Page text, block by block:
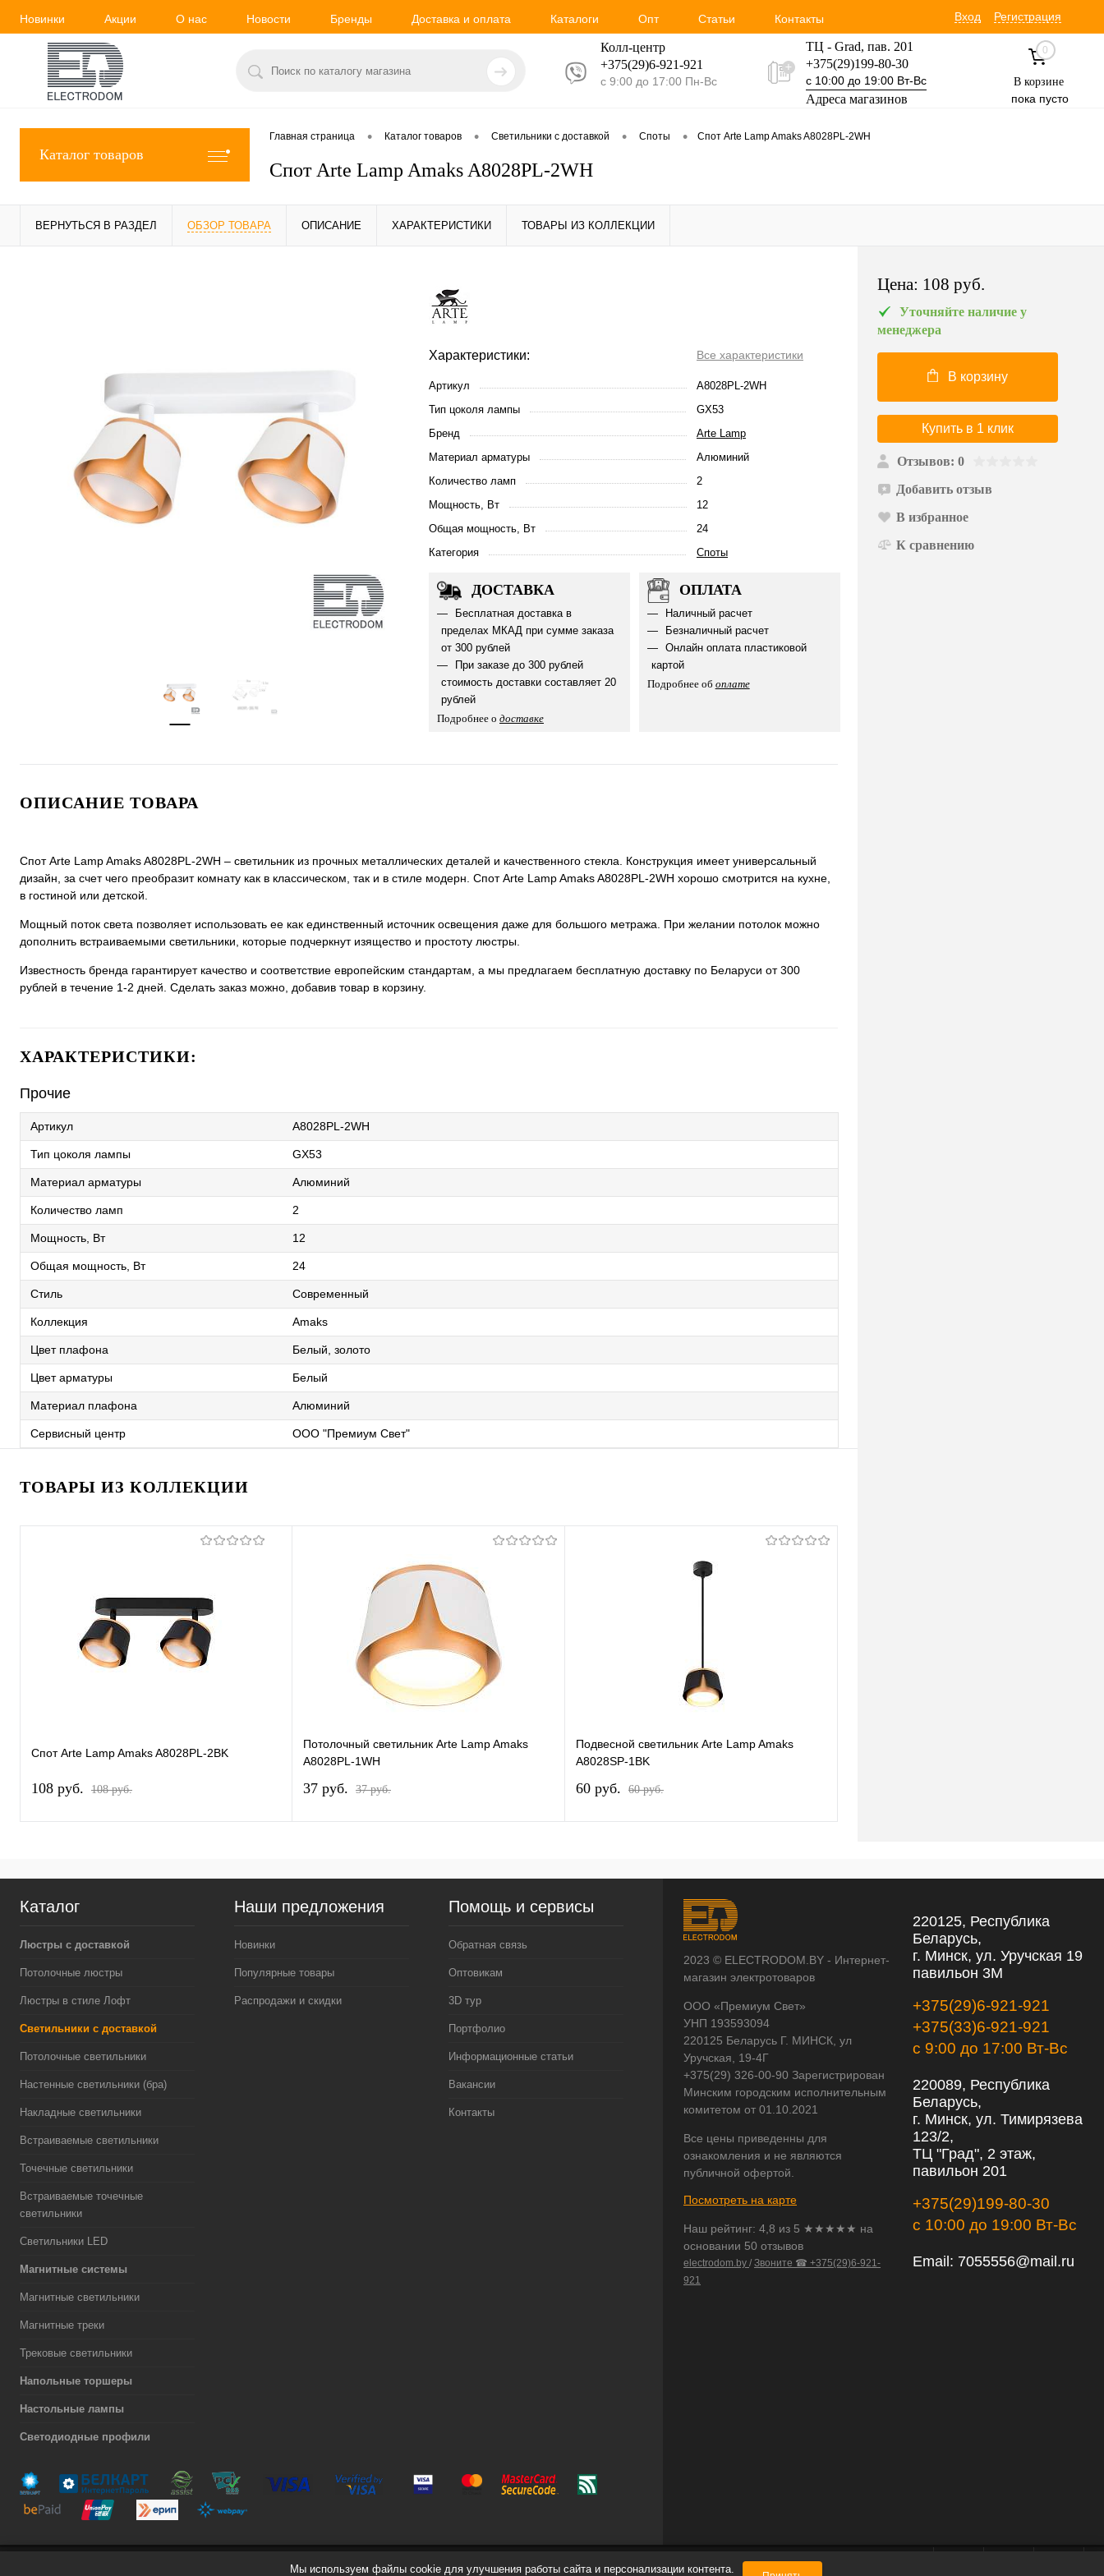
Новинки Акции О нас Новости Бренды Доставка и оплата Каталоги Опт Статьи Контакты Вход Регистрация
Колл-центр
+375(29)6-921-921
с 9:00 до 17:00 Пн-Вс
ТЦ - Grad, пав. 201
+375(29)199-80-30
с 10:00 до 19:00 Вт-Вс
Адреса магазинов
+375(29)354-30-60
0
В корзине
пока пусто
Каталог товаров
Главная страница • Каталог товаров • Светильники с доставкой • Споты • Спот Arte Lamp Amaks A8028PL-2WH
Спот Arte Lamp Amaks A8028PL-2WH
ВЕРНУТЬСЯ В РАЗДЕЛ ОБЗОР ТОВАРА ОПИСАНИЕ ХАРАКТЕРИСТИКИ ТОВАРЫ ИЗ КОЛЛЕКЦИИ
Характеристики: Все характеристики
Артикул
A8028PL-2WH
Тип цоколя лампы
GX53
Бренд
Arte Lamp
Материал арматуры
Алюминий
Количество ламп
2
Мощность, Вт
12
Общая мощность, Вт
24
Категория
Споты
ДОСТАВКА
Бесплатная доставка в
пределах МКАД при сумме заказа
от 300 рублей
При заказе до 300 рублей
стоимость доставки составляет 20
рублей
Подробнее о доставке
ОПЛАТА
Наличный расчет
Безналичный расчет
Онлайн оплата пластиковой
картой
Подробнее об оплате
ОПИСАНИЕ ТОВАРА
Спот Arte Lamp Amaks A8028PL-2WH – светильник из прочных металлических деталей и качественного стекла. Конструкция имеет универсальный
дизайн, за счет чего преобразит комнату как в классическом, так и в стиле модерн. Спот Arte Lamp Amaks A8028PL-2WH хорошо смотрится на кухне,
в гостиной или детской.
Мощный поток света позволяет использовать ее как единственный источник освещения даже для большого метража. При желании потолок можно
дополнить встраиваемыми светильники, которые подчеркнут изящество и простоту люстры.
Известность бренда гарантирует качество и соответствие европейским стандартам, а мы предлагаем бесплатную доставку по Беларуси от 300
рублей в течение 1-2 дней. Сделать заказ можно, добавив товар в корзину.
ХАРАКТЕРИСТИКИ:
Прочие
Артикул A8028PL-2WH
Тип цоколя лампы GX53
Материал арматуры Алюминий
Количество ламп 2
Мощность, Вт 12
Общая мощность, Вт 24
Стиль Современный
Коллекция Amaks
Цвет плафона Белый, золото
Цвет арматуры Белый
Материал плафона Алюминий
Сервисный центр ООО "Премиум Свет"
ТОВАРЫ ИЗ КОЛЛЕКЦИИ
Спот Arte Lamp Amaks A8028PL-2BK
108 pуб. 108 pуб.
Потолочный светильник Arte Lamp Amaks
A8028PL-1WH
37 pуб. 37 pуб.
Подвесной светильник Arte Lamp Amaks
A8028SP-1BK
60 pуб. 60 pуб.
Цена: 108 pуб.
Уточняйте наличие у
менеджера
В корзину
Купить в 1 клик
Отзывов: 0
Добавить отзыв
В избранное
К сравнению
Каталог
Люстры с доставкой
Потолочные люстры
Люстры в стиле Лофт
Светильники с доставкой
Потолочные светильники
Настенные светильники (бра)
Накладные светильники
Встраиваемые светильники
Точечные светильники
Встраиваемые точечные
светильники
Светильники LED
Магнитные системы
Магнитные светильники
Магнитные треки
Трековые светильники
Напольные торшеры
Настольные лампы
Светодиодные профили
Наши предложения
Новинки
Популярные товары
Распродажи и скидки
Помощь и сервисы
Обратная связь
Оптовикам
3D тур
Портфолио
Информационные статьи
Вакансии
Контакты
2023 © ELECTRODOM.BY - Интернет-
магазин электротоваров
ООО «Премиум Свет»
УНП 193593094
220125 Беларусь Г. МИНСК, ул
Уручская, 19-4Г
+375(29) 326-00-90 Зарегистрирован
Минским городским исполнительным
комитетом от 01.10.2021
Все цены приведенны для
ознакомления и не являются
публичной офертой.
Посмотреть на карте
Наш рейтинг: 4,8 из 5 ★★★★★ на
основании 50 отзывов
electrodom.by / Звоните ☎ +375(29)6-921-
921
220125, Республика
Беларусь,
г. Минск, ул. Уручская 19
павильон 3М
+375(29)6-921-921
+375(33)6-921-921
с 9:00 до 17:00 Вт-Вс
220089, Республика
Беларусь,
г. Минск, ул. Тимирязева
123/2,
ТЦ "Град", 2 этаж,
павильон 201
+375(29)199-80-30
с 10:00 до 19:00 Вт-Вс
Email: 7055556@mail.ru
Мы используем файлы cookie для улучшения работы сайта и персонализации контента.